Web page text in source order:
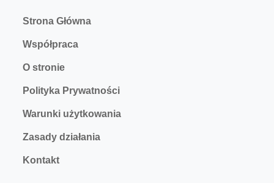
Strona Główna
Współpraca
O stronie
Polityka Prywatności
Warunki użytkowania
Zasady działania
Kontakt